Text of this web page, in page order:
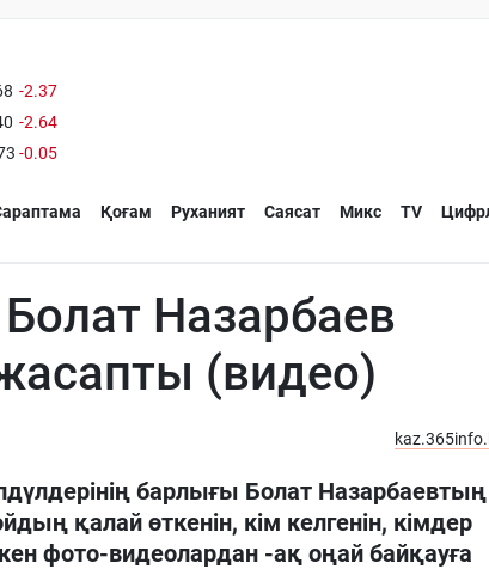
-2.37
-2.64
-0.05
Қоғам Руханият Саясат Микс TV
Назарбаев
(видео)
барлығы Болат Назарбаевтың
қалай өткенін, кім келгенін, кімдер
фото-видеолардан -ақ оңай байқауға